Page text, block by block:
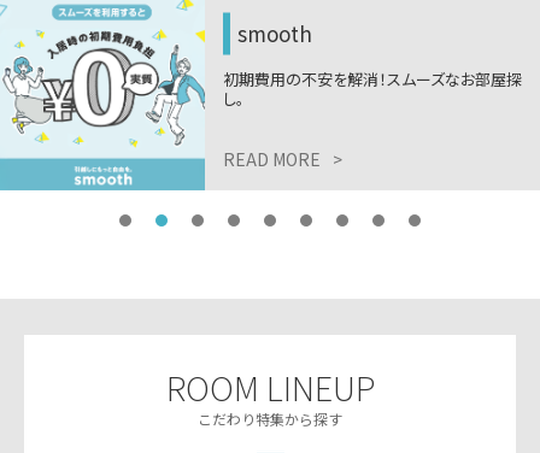
費用の不安を解消！スムーズなお部屋探
MORE >
ROOM LINEUP
こだわり特集から探す